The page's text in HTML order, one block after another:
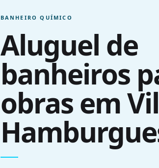
BANHEIRO QUÍMICO
Aluguel de
banheiros
obras em